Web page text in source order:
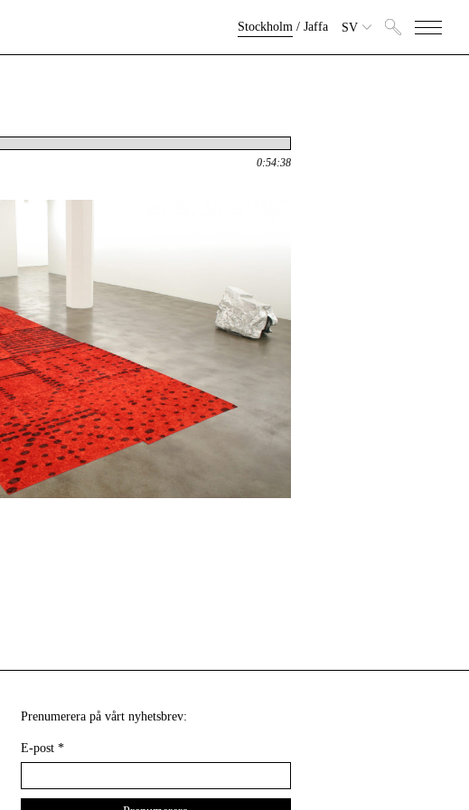
Stockholm/ Jaffa SV
0:54:38
Prenumerera på vårt nyhetsbrev:
E-post *